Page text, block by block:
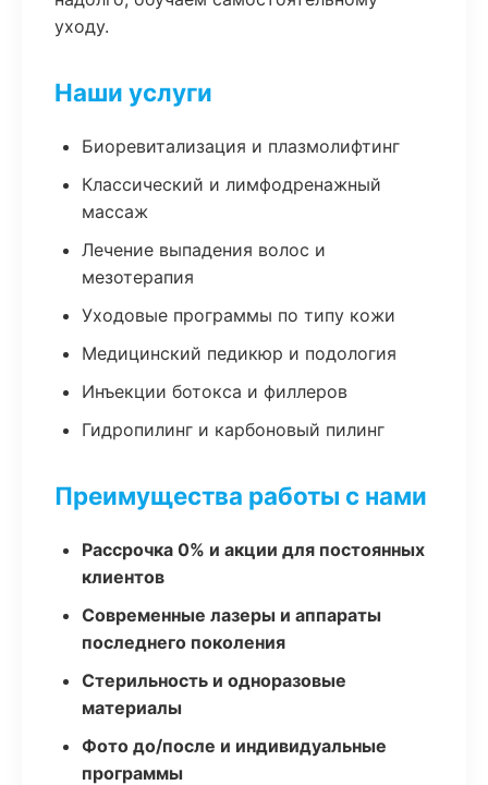
уходу.
Наши услуги
Биоревитализация и плазмолифтинг
Классический и лимфодренажный
массаж
Лечение выпадения волос и
мезотерапия
Уходовые программы по типу кожи
Медицинский педикюр и подология
Инъекции ботокса и филлеров
Гидропилинг и карбоновый пилинг
Преимущества работы с нами
Рассрочка 0% и акции для постоянных
клиентов
Современные лазеры и аппараты
последнего поколения
Стерильность и одноразовые
материалы
Фото до/после и индивидуальные
программы